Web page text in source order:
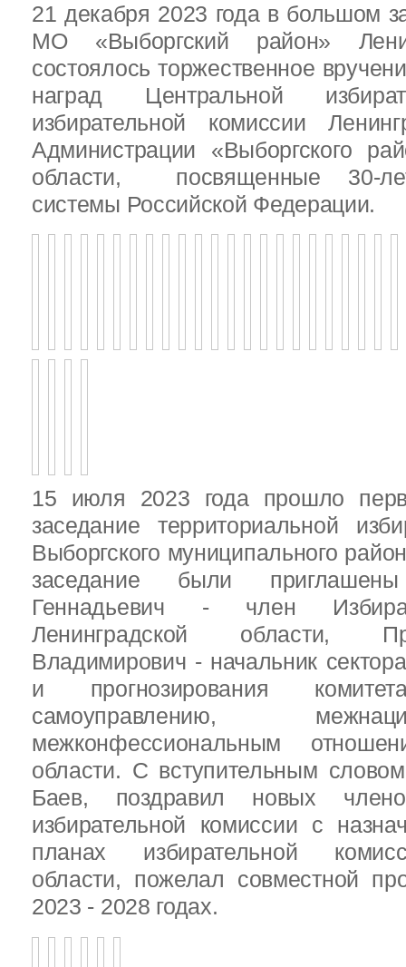
21 декабря 2023 года в большом
МО «Выборгский район»
состоялось торжественное
наград Центральной
избирательной комиссии
Администрации «Выборгского
области, посвященные 30-
системы Российской Федерации.
15 июля 2023 года прошло
заседание территориальной
Выборгского муниципального
заседание были
Геннадьевич - член
Ленинградской области,
Владимирович - начальник
и прогнозирования
самоуправлению,
межконфессиональным
области. С вступительным
Баев, поздравил новых
избирательной комиссии с
планах избирательной
области, пожелал совместной
2023 - 2028 годах.